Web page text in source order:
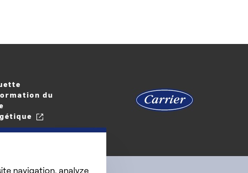
du
navigation, analyze